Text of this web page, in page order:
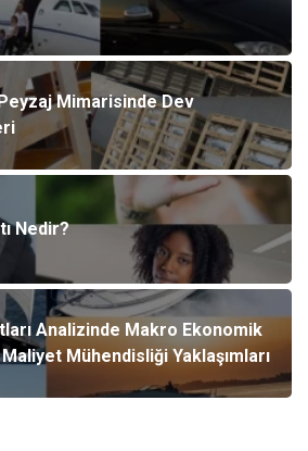
Mimarisinde Dev
Nedir?
Analizinde Makro Ekonomik
Mühendisliği Yaklaşımları